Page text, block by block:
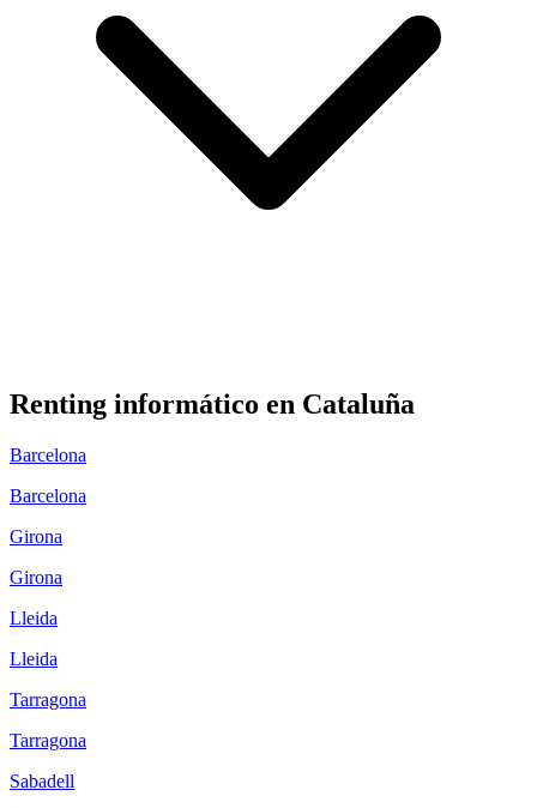
Renting informático en Cataluña
Barcelona
Barcelona
Girona
Girona
Lleida
Lleida
Tarragona
Tarragona
Sabadell